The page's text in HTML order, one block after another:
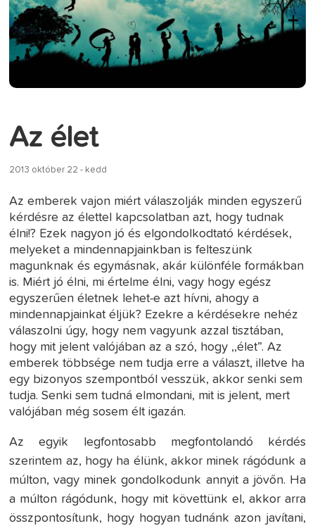
Az élet
2013 október 22 - kedd
Az emberek vajon miért válaszolják minden egyszerű
kérdésre az élettel kapcsolatban azt, hogy tudnak
élni!? Ezek nagyon jó és elgondolkodtató kérdések,
melyeket a mindennapjainkban is felteszünk
magunknak és egymásnak, akár különféle formákban
is. Miért jó élni, mi értelme élni, vagy hogy egész
egyszerűen életnek lehet-e azt hívni, ahogy a
mindennapjainkat éljük? Ezekre a kérdésekre nehéz
válaszolni úgy, hogy nem vagyunk azzal tisztában,
hogy mit jelent valójában az a szó, hogy ,,élet”. Az
emberek többsége nem tudja erre a választ, illetve ha
egy bizonyos szempontból vesszük, akkor senki sem
tudja. Senki sem tudná elmondani, mit is jelent, mert
valójában még sosem élt igazán.
Az egyik legfontosabb megfontolandó kérdés
szerintem az, hogy ha élünk, akkor minek rágódunk a
múlton, vagy minek gondolkodunk annyit a jövőn. Ha
a múlton rágódunk, hogy mit követtünk el, akkor arra
összpontosítunk, hogy hogyan tudnánk azon javítani,